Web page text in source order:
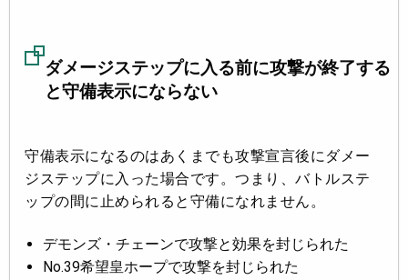
ダメージステップに入る前に攻撃が終了する
と守備表示にならない
守備表示になるのはあくまでも攻撃宣言後にダメー
ジステップに入った場合です。つまり、バトルステ
ップの間に止められると守備になれません。
デモンズ・チェーンで攻撃と効果を封じられた
No.39希望皇ホープで攻撃を封じられた